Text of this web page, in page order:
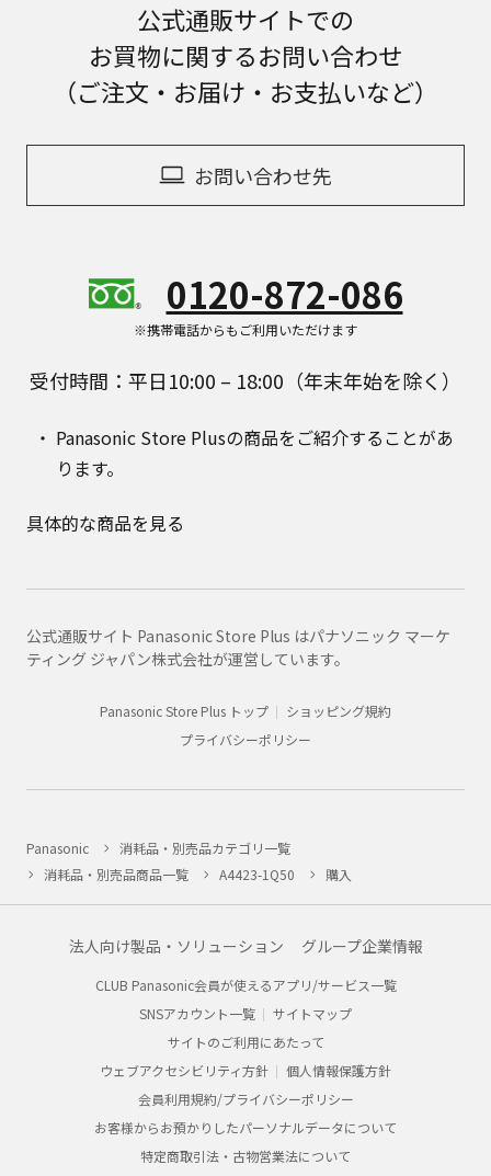
公式通販サイトでの
お買物に関するお問い合わせ
（ご注文・お届け・お支払いなど）
お問い合わせ先
0120-872-086
※携帯電話からもご利用いただけます
受付時間：平日10:00 – 18:00（年末年始を除く）
Panasonic Store Plusの商品をご紹介することがあ
ります。
具体的な商品を見る
公式通販サイト Panasonic Store Plus はパナソニック マーケ
ティング ジャパン株式会社が運営しています。
Panasonic Store Plus トップ
ショッピング規約
プライバシーポリシー
Panasonic
消耗品・別売品カテゴリ一覧
消耗品・別売品商品一覧
A4423-1Q50 購入
法人向け製品・ソリューション グループ企業情報
CLUB Panasonic会員が使えるアプリ/サービス一覧
SNSアカウント一覧
サイトマップ
サイトのご利用にあたって
ウェブアクセシビリティ方針
個人情報保護方針
会員利用規約/プライバシーポリシー
お客様からお預かりしたパーソナルデータについて
特定商取引法・古物営業法について